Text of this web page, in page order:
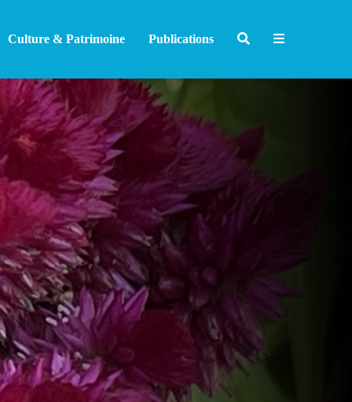
Culture & Patrimoine Publications